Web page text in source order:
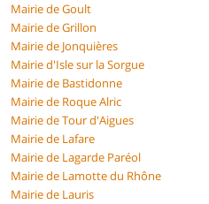
Mairie de Goult
Mairie de Grillon
Mairie de Jonquières
Mairie d'Isle sur la Sorgue
Mairie de Bastidonne
Mairie de Roque Alric
Mairie de Tour d'Aigues
Mairie de Lafare
Mairie de Lagarde Paréol
Mairie de Lamotte du Rhône
Mairie de Lauris